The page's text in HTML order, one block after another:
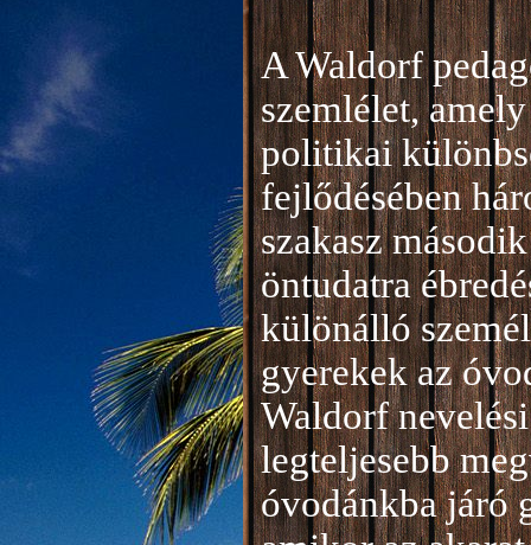
A Waldorf
szemlélet,
politikai
fejlődésében
szakasz
öntudatra
különálló
gyerekek az
Waldorf
legteljesebb
óvodánkba járó